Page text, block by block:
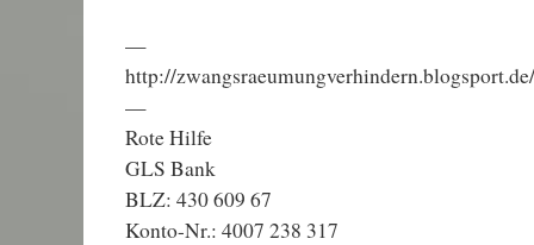
—
http://zwangsraeumungverhindern.blogsport.de/
—
Rote Hilfe
GLS Bank
BLZ: 430 609 67
Konto-Nr.: 4007 238 317